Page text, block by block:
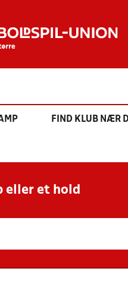
FIND KLUB NÆR
eller et hold